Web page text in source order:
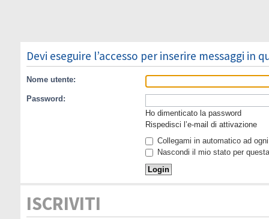
Devi eseguire l’accesso per inserire messaggi in
Nome utente:
Password:
Ho dimenticato la password
Rispedisci l’e-mail di attivazione
Collegami in automatico ad
Nascondi il mio stato per
ISCRIVITI